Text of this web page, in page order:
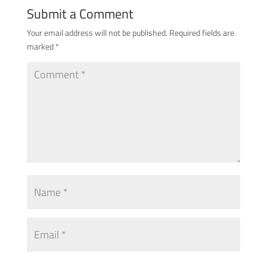
Submit a Comment
Your email address will not be published.Required fields are
marked*